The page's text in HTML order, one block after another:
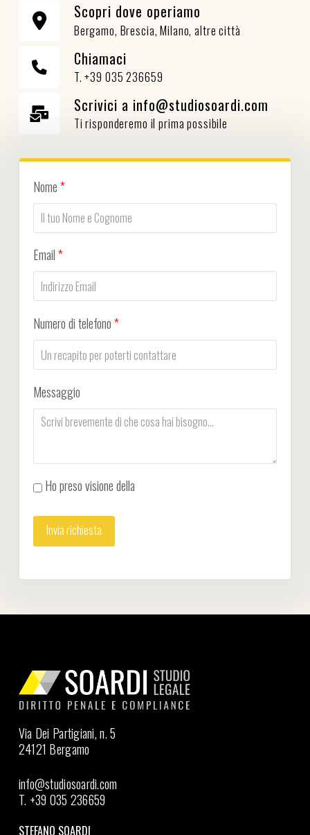
Scopri dove operiamo
Bergamo, Brescia, Milano, altre città
Chiamaci
T. +39 035 236659
Scrivici a info@studiosoardi.com
Ti risponderemo il prima possibile
Nome*
Email*
Numero di telefono*
Messaggio
Ho preso visione della
Via Dei Partigiani, n. 5
24121 Bergamo
info@studiosoardi.com
T. +39 035 236659
STEFANO SOARDI